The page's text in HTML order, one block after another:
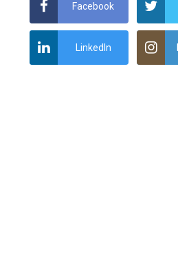
Facebook
LinkedIn